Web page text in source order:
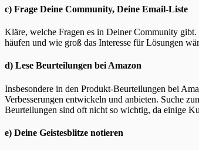
c) Frage Deine Community, Deine Email-Liste
Kläre, welche Fragen es in Deiner Community gibt.
häufen und wie groß das Interesse für Lösungen
d) Lese Beurteilungen bei Amazon
Insbesondere in den Produkt-Beurteilungen bei
Verbesserungen entwickeln und anbieten. Suche
Beurteilungen sind oft nicht so wichtig, da einige
e) Deine Geistesblitze notieren